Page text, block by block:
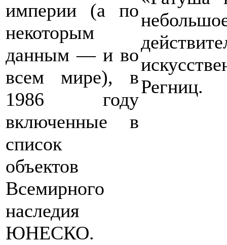
империи (а по
некоторым
данным — и во
всем мире), в
1986 году
включенные в
список
объектов
Всемирного
наследия
ЮНЕСКО.
Регниц.